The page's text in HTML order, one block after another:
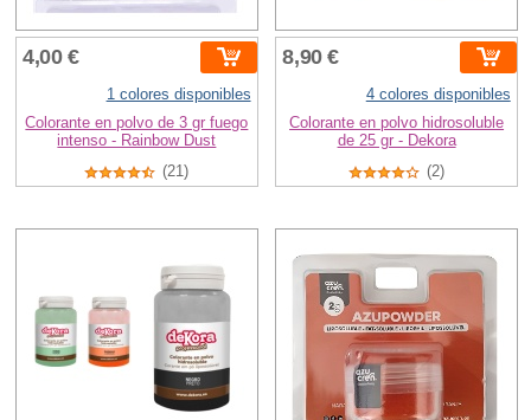
4,00 €
1 colores disponibles
Colorante en polvo de 3 gr fuego
intenso - Rainbow Dust
(21)
8,90 €
4 colores disponibles
Colorante en polvo hidrosoluble
de 25 gr - Dekora
(2)